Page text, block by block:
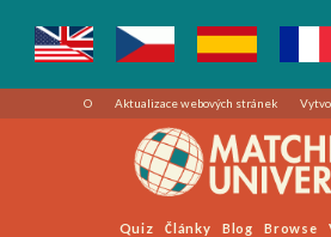
O Aktualizace webových stránek
Quiz Články Blog Browse